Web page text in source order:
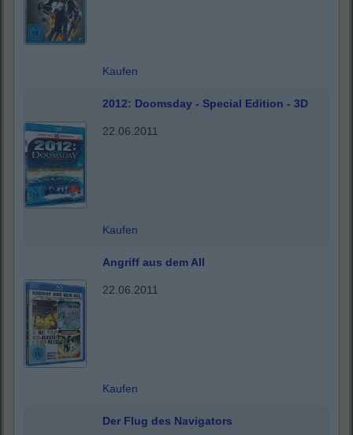
Kaufen
2012: Doomsday - Special Edition - 3D
22.06.2011
Kaufen
Angriff aus dem All
22.06.2011
Kaufen
Der Flug des Navigators